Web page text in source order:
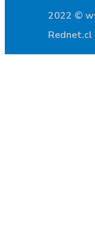
2022 ©
Rednet.cl